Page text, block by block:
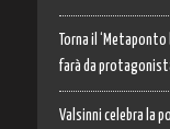
Torna il
farà da
Valsinni celebra la